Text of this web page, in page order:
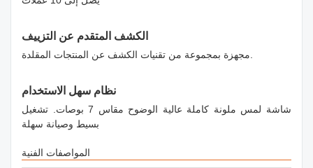
الكشف المتقدم عن التزييف
نظام سهل الاستخدام
شاشة لمس ملونة كاملة عالية الوضوح مقاس 7 بوصات. تشغيل
بسيط وصيانة سهلة
المواصفات الفنية